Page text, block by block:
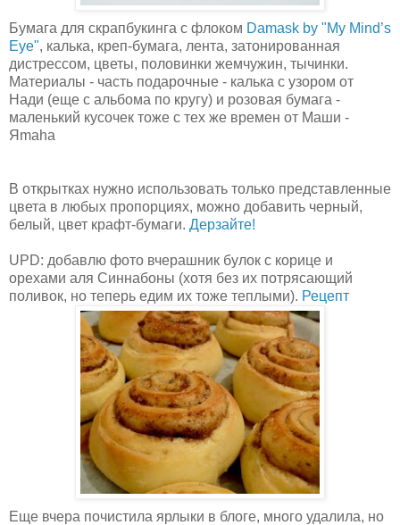
Бумага для скрапбукинга с флоком Damask by "My Mind’s
Eye", калька, креп-бумага, лента, затонированная
дистрессом, цветы, половинки жемчужин, тычинки.
Материалы - часть подарочные - калька с узором от
Нади (еще с альбома по кругу) и розовая бумага -
маленький кусочек тоже с тех же времен от Маши -
Яmaha
В открытках нужно использовать только представленные
цвета в любых пропорциях, можно добавить черный,
белый, цвет крафт-бумаги. Дерзайте!
UPD: добавлю фото вчерашник булок с корице и
орехами аля Синнабоны (хотя без их потрясающий
поливок, но теперь едим их тоже теплыми). Рецепт
Еще вчера почистила ярлыки в блоге, много удалила, но